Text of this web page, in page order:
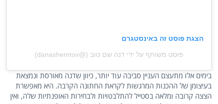
הצגת פוסט זה באינסטגרם
פוסט משותף על ידי ‏‎דנה שם טוב‎‏ (@‏‎danashemtov‎‏)
בימים אלו מתעצם העניין סביבה עוד יותר, כיוון שדנה מאורסת ונמצאת
בעיצומן של ההכנות המרגשות לקראת החתונה הקרבה. היא מאפשרת
הצצה קרובה ומלאה בסטייל להתלבטויות ולבחירות האופנתיות שלה, ואין